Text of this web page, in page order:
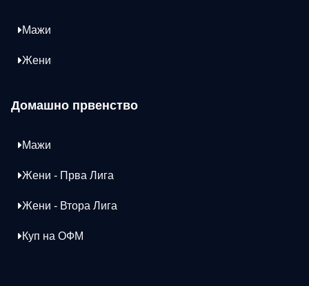
Мажи
Жени
Домашно првенство
Мажи
Жени - Прва Лига
Жени - Втора Лига
Куп на ОФМ